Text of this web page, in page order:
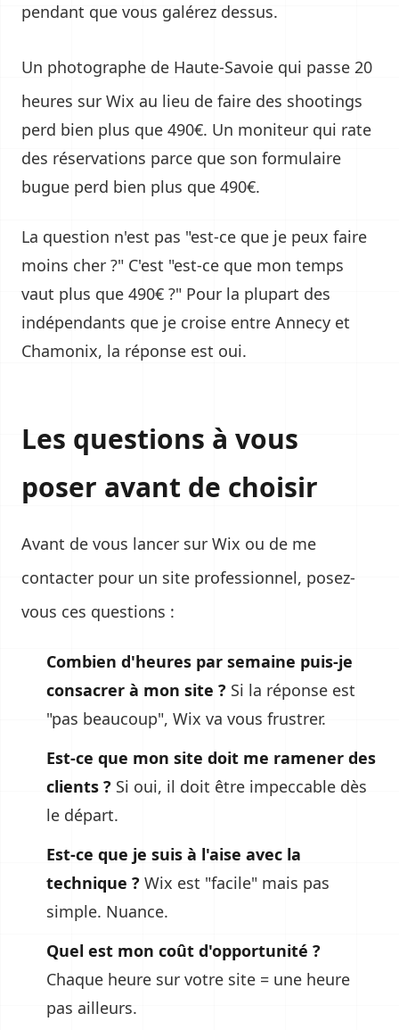
pendant que vous galérez dessus.
Un photographe de Haute-Savoie qui passe 20
heures sur Wix au lieu de faire des shootings
perd bien plus que 490€. Un moniteur qui rate
des réservations parce que son formulaire
bugue perd bien plus que 490€.
La question n'est pas "est-ce que je peux faire
moins cher ?" C'est "est-ce que mon temps
vaut plus que 490€ ?" Pour la plupart des
indépendants que je croise entre Annecy et
Chamonix, la réponse est oui.
Les questions à vous
poser avant de choisir
Avant de vous lancer sur Wix ou de me
contacter pour un site professionnel, posez-
vous ces questions :
Combien d'heures par semaine puis-je
consacrer à mon site ? Si la réponse est
"pas beaucoup", Wix va vous frustrer.
Est-ce que mon site doit me ramener des
clients ? Si oui, il doit être impeccable dès
le départ.
Est-ce que je suis à l'aise avec la
technique ? Wix est "facile" mais pas
simple. Nuance.
Quel est mon coût d'opportunité ?
Chaque heure sur votre site = une heure
pas ailleurs.